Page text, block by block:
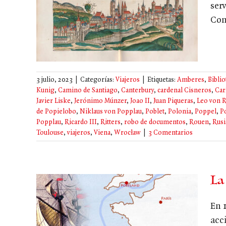
3 julio, 2023 Categorías: Viajeros Etiquetas: Amberes,
Kunig, Camino de Santiago, Canterbury, cardenal Cisneros,
Javier Liske, Jerónimo Múnzer, Joao II, Juan Piqueras, Leo von
de Popielobo, Niklaus von Popplau, Poblet, Polonia, Poppel,
Popplau, Ricardo III, Ritters, robo de documentos, Rouen,
Toulouse,viajeros, Viena, Wrocław 3 Comentarios
En